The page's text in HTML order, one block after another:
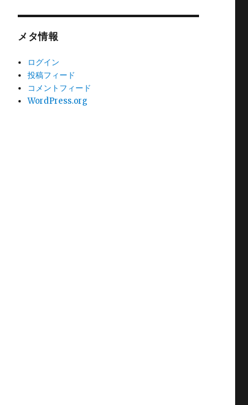
メタ情報
ログイン
投稿フィード
コメントフィード
WordPress.org